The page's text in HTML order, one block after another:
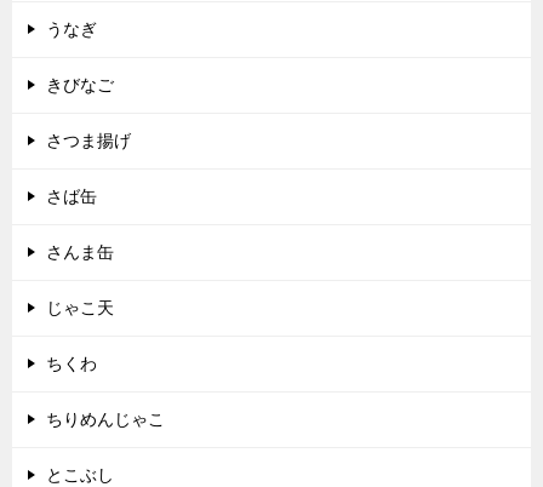
うなぎ
きびなご
さつま揚げ
さば缶
さんま缶
じゃこ天
ちくわ
ちりめんじゃこ
とこぶし